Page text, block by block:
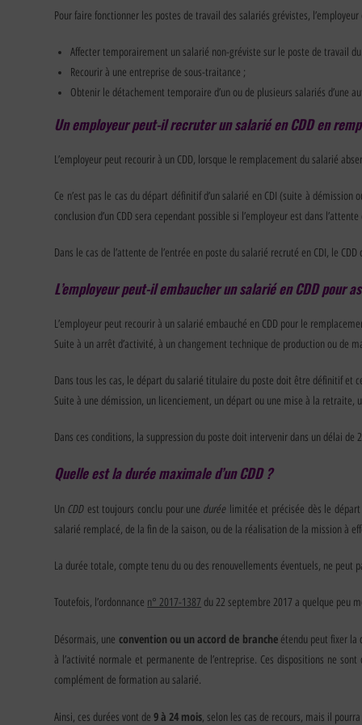
Pour faire fonctionner les postes de travail des salariés grévistes,
Affecter temporairement un salarié non-gréviste sur le poste de travail
Recourir à une entreprise de sous-traitance ;
Obtenir le détachement temporaire d’un ou de plusieurs salariés d’une
Un employeur peut-il recruter un salarié en CDD en
L’employeur peut recourir à un CDD, lorsque le remplacement du salarié
Ce n’est pas le cas du départ définitif d’un salarié en CDI (suite à
conclusion d’un CDD sera cependant possible si l’employeur est dans
Dans le cas de l’attente de l’entrée en poste du salarié recruté en CDI, le
L’employeur peut-il embaucher un salarié en CDD pour
L’employeur peut recourir à un salarié embauché en CDD pour le
Suite à un arrêt d’activité, à un changement technique de production ou de
Dans tous les cas, le départ du salarié titulaire du poste doit être définitif et
Suite à une démission, un licenciement, un départ ou une mise à la retraite,
Dans ces conditions, la suppression du poste doit intervenir dans un délai de
Quelle est la durée maximale d’un CDD ?
Un CDDest toujours conclu pour unedurée limitée et précisée dès le
salarié remplacé, de la fin de la saison, ou de la réalisation de la mission à
La durée totale, compte tenu du ou des renouvellements éventuels, ne
Toutefois, l’ordonnance n° 2017-1387 du 22 septembre 2017 a quelque peu
Désormais, une convention ou un accord de brancheétendu peut fixer la
à l’activité normale et permanente de l’entreprise. Ces dispositions ne
complément de formation au salarié.
Ainsi, ces durées vont de9 à 24 mois, selon les cas de recours, mais il